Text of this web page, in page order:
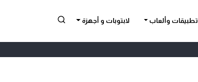
تطبيقات وألعاب لابتوبات و أجهزة